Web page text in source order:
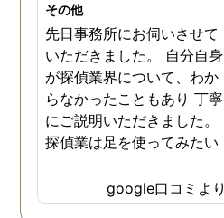
その他
先日事務所にお伺いさせて
いただきました。 自分自身
が探偵業界について、わか
らなかったこともあり 丁寧
にご説明いただきました。
探偵業は足を使ってみたい
SNSなどの知識も豊富で、
色んな視点から対応されて
google口コミより